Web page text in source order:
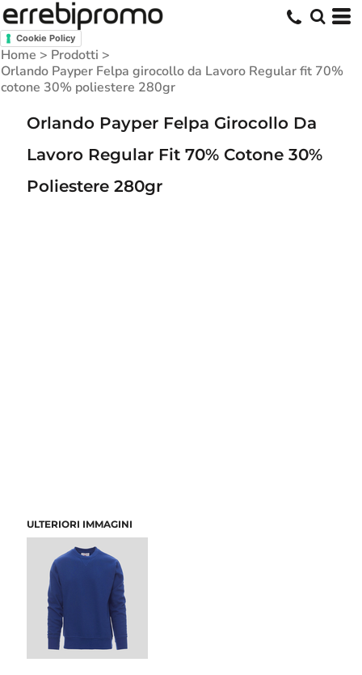
Cookie Policy
Home > Prodotti >
Orlando Payper Felpa girocollo da Lavoro Regular fit 70%
cotone 30% poliestere 280gr
Orlando Payper Felpa Girocollo Da
Lavoro Regular Fit 70% Cotone 30%
Poliestere 280gr
ULTERIORI IMMAGINI